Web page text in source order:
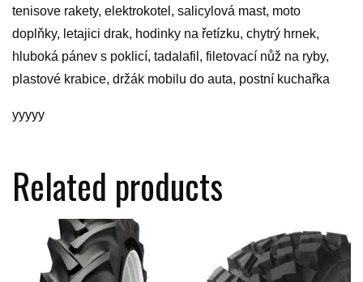
tenisove rakety, elektrokotel, salicylová mast, moto
doplňky, letajici drak, hodinky na řetízku, chytrý hrnek,
hluboká pánev s poklicí, tadalafil, filetovací nůž na ryby,
plastové krabice, držák mobilu do auta, postní kuchařka
yyyyy
Related products